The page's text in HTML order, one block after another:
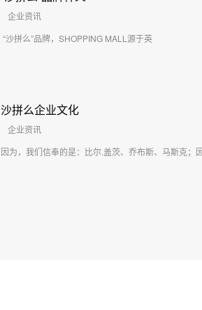
企业资讯
“沙拼么”品牌，SHOPPING MALL源于英
沙拼么企业文化
企业资讯
因为，我们信奉的是：比尔.盖茨、乔布斯、马斯克；